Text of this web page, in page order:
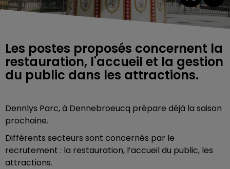
Les postes proposés concernent la
restauration, l'accueil et la gestion
du public dans les attractions.
Dennlys Parc, à Dennebroeucq prépare déjà la saison
prochaine.
Différents secteurs sont concernés par le
recrutement : la restauration, l’accueil du public, les
attractions.